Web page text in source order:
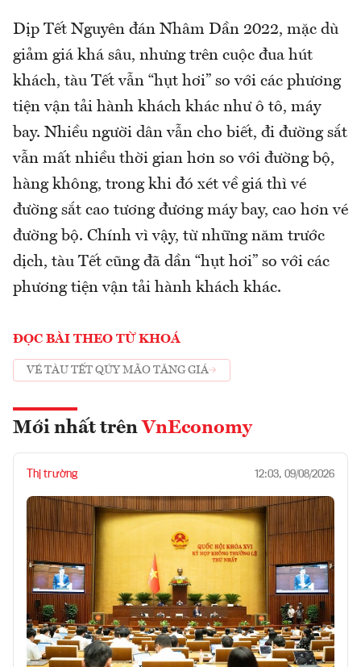
Dịp Tết Nguyên đán Nhâm Dần 2022, mặc dù
giảm giá khá sâu, nhưng trên cuộc đua hút
khách, tàu Tết vẫn “hụt hơi” so với các phương
tiện vận tải hành khách khác như ô tô, máy
bay. Nhiều người dân vẫn cho biết, đi đường sắt
vẫn mất nhiều thời gian hơn so với đường bộ,
hàng không, trong khi đó xét về giá thì vé
đường sắt cao tương đương máy bay, cao hơn vé
đường bộ. Chính vì vậy, từ những năm trước
dịch, tàu Tết cũng đã dần “hụt hơi” so với các
phương tiện vận tải hành khách khác.
ĐỌC BÀI THEO TỪ KHOÁ
VÉ TÀU TẾT QÚY MÃO TĂNG GIÁ
Mới nhất trên VnEconomy
Thị trường 12:03, 09/08/2026